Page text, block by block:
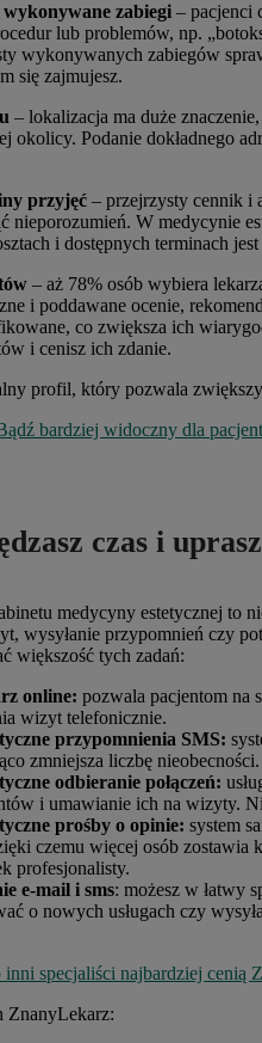
wykonywane zabiegi – pacjenci
lub problemów, np.
wykonywanych zabiegów
się zajmujesz.
– lokalizacja ma duże
okolicy. Podanie dokładnego
przyjęć – przejrzysty cennik i
nieporozumień. W medycynie
i dostępnych terminach
– aż 78% osób wybiera
i poddawane ocenie,
co zwiększa ich
i cenisz ich zdanie.
profil, który pozwala
bardziej widoczny dla
czas i
medycyny estetycznej to
wysyłanie przypomnień czy
większość tych zadań:
online: pozwala pacjentom na
wizyt telefonicznie.
przypomnienia SMS:
zmniejsza liczbę nieobecności.
odbieranie połączeń:
i umawianie ich na wizyty.
prośby o opinie: system
czemu więcej osób zostawia
profesjonalisty.
e-mail i sms: możesz w łatwy
o nowych usługach czy
inni specjaliści najbardziej cenią
ZnanyLekarz: